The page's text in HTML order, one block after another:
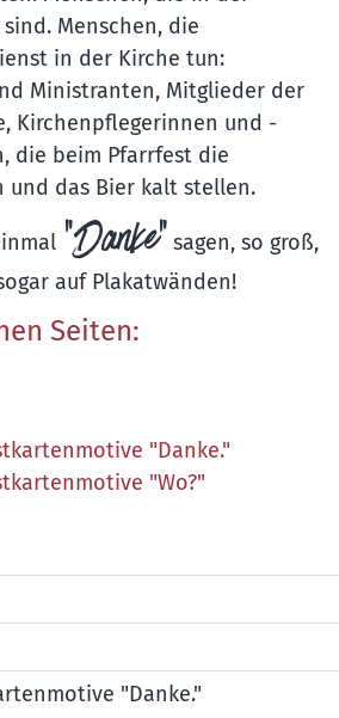
Menschen, die
in der Kirche tun:
Ministranten, Mitglieder der
Kirchenpflegerinnen und -
die beim Pfarrfest die
und das Bier kalt stellen.
"Danke" sagen, so groß,
auf Plakatwänden!
Seiten:
"Danke."
"Wo?"
"Danke."